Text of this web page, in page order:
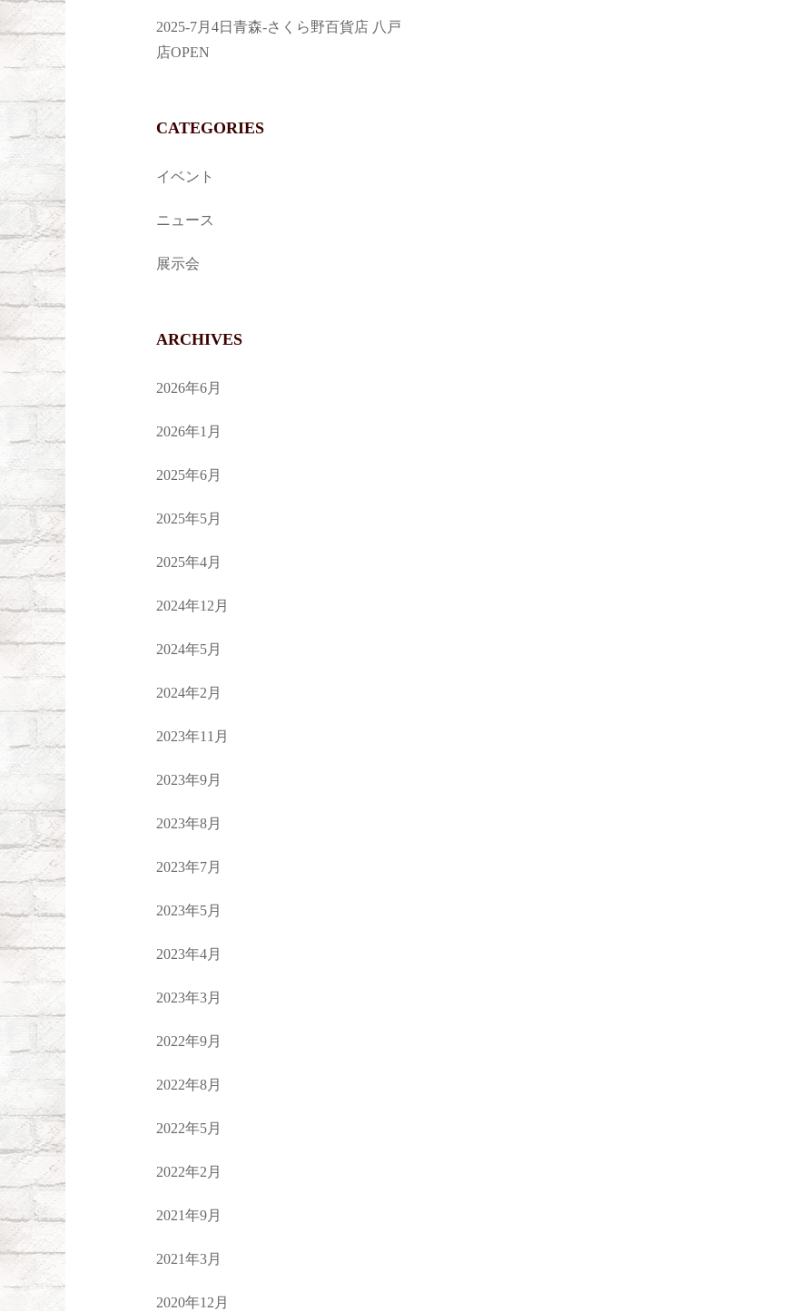
2025-7月4日青森-さくら野百貨店 八戸
店OPEN
CATEGORIES
イベント
ニュース
展示会
ARCHIVES
2026年6月
2026年1月
2025年6月
2025年5月
2025年4月
2024年12月
2024年5月
2024年2月
2023年11月
2023年9月
2023年8月
2023年7月
2023年5月
2023年4月
2023年3月
2022年9月
2022年8月
2022年5月
2022年2月
2021年9月
2021年3月
2020年12月